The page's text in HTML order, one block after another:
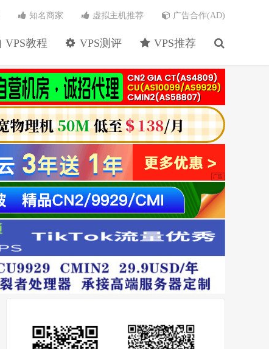
VPS教程 VPS测评 VPS推荐
知名商家 虚拟主机推荐 广告合作(AD)